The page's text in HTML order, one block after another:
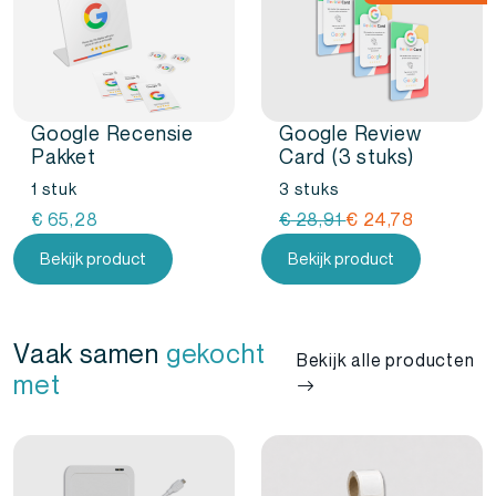
Administratieve toepassingen
Handig voor dossierbeheer, documentregistratie en
archivering.
Onderhoud en inspectie
Voor registratie van onderhoud en inspecties op
kleinere objecten.
Google Recensie
Pakket
1 stuk
€ 65,28
Bekijk product
Google Review
Card (3 stuks)
3 stuks
€28,91Oorspronkelijke
was:
€ 24,78
prijs
is:
Bekijk product
Vaak samen gekocht
met
Bekijk alle producten